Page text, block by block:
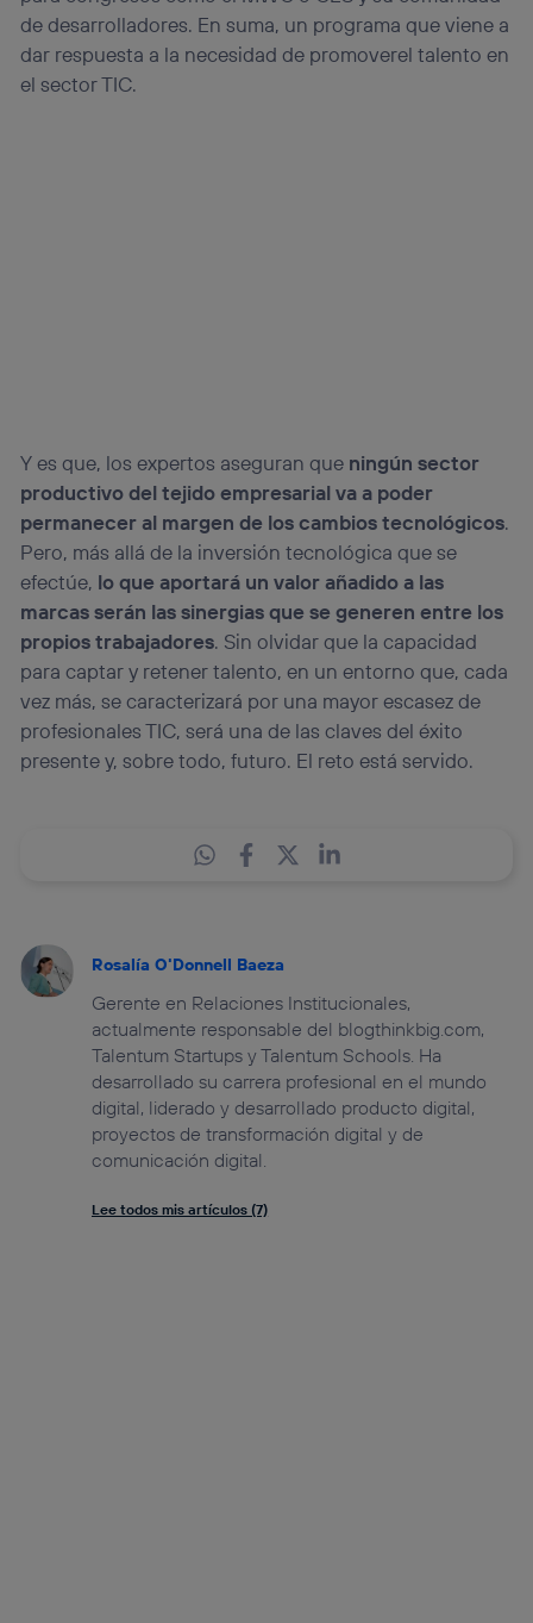
de desarrolladores. En suma, un programa que viene a
dar respuesta a la necesidad de promoverel talento en
el sector TIC.
Y es que, los expertos aseguran que ningún sector
productivo del tejido empresarial va a poder
permanecer al margen de los cambios tecnológicos.
Pero, más allá de la inversión tecnológica que se
efectúe, lo que aportará un valor añadido a las
marcas serán las sinergias que se generen entre los
propios trabajadores. Sin olvidar que la capacidad
para captar y retener talento, en un entorno que, cada
vez más, se caracterizará por una mayor escasez de
profesionales TIC, será una de las claves del éxito
presente y, sobre todo, futuro. El reto está servido.
Rosalía O'Donnell Baeza
Gerente en Relaciones Institucionales,
actualmente responsable del blogthinkbig.com,
Talentum Startups y Talentum Schools. Ha
desarrollado su carrera profesional en el mundo
digital, liderado y desarrollado producto digital,
proyectos de transformación digital y de
comunicación digital.
Lee todos mis artículos (7)